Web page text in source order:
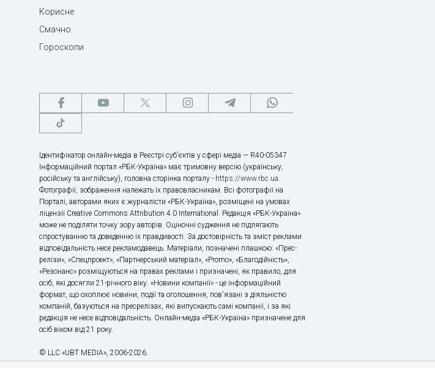
Корисне
Смачно
Гороскопи
Ідентифікатор онлайн-медіа в Реєстрі суб’єктів у сфері медіа — R40-05347
Інформаційний портал «РБК-Україна» має тримовну версію (українську,
російську та англійську), головна сторінка порталу - https://www.rbc.ua.
Фотографії, зображення належать їх правовласникам. Всі фотографії на
Порталі, авторами яких є журналісти «РБК-Україна», розміщені на умовах
ліцензії Creative Commons Attribution 4.0 International. Редакція «РБК-Україна»
може не поділяти точку зору авторів. Оціночні судження не підлягають
спростуванню та доведенню їх правдивості. За достовірність та зміст реклами
відповідальність несе рекламодавець. Матеріали, позначені плашкою: «Прес-
релізи», «Спецпроект», «Партнерський матеріал», «Promo», «Благодійність»,
«Резонанс» розміщуються на правах реклами і призначені, як правило, для
осіб, які досягли 21-річного віку. «Новини компанії» - це інформаційний
формат, що охоплює новини, події та оголошення, пов'язані з діяльністю
компаній, базуються на пресрелізах, які випускають самі компанії, і за які
редакція не несе відповідальність. Онлайн-медіа «РБК-Україна» призначене для
осіб віком від 21 року.
© LLC «UBT MEDIA», 2006-2026.